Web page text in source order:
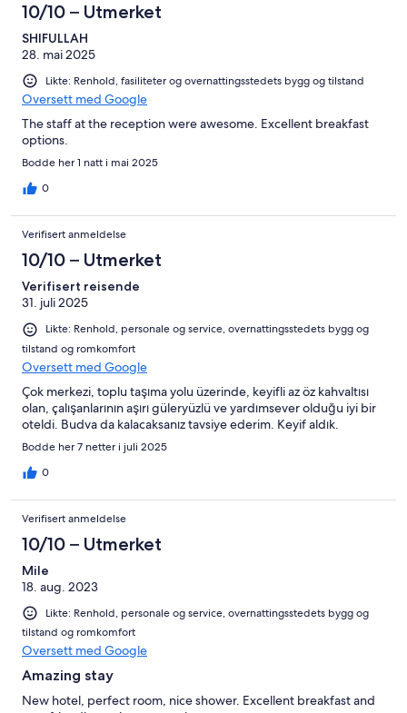
10/10 – Utmerket
SHIFULLAH
28. mai 2025
Likte: Renhold, fasiliteter og overnattingsstedets bygg og tilstand
Oversett med Google
The staff at the reception were awesome. Excellent breakfast
options.
Bodde her 1 natt i mai 2025
0
Verifisert anmeldelse
10/10 – Utmerket
Verifisert reisende
31. juli 2025
Likte: Renhold, personale og service, overnattingsstedets bygg og
tilstand og romkomfort
Oversett med Google
Çok merkezi, toplu taşıma yolu üzerinde, keyifli az öz kahvaltısı
olan, çalışanlarının aşırı güleryüzlü ve yardımsever olduğu iyi bir
oteldi. Budva da kalacaksanız tavsiye ederim. Keyif aldık.
Bodde her 7 netter i juli 2025
0
Verifisert anmeldelse
10/10 – Utmerket
Mile
18. aug. 2023
Likte: Renhold, personale og service, overnattingsstedets bygg og
tilstand og romkomfort
Oversett med Google
Amazing stay
New hotel, perfect room, nice shower. Excellent breakfast and